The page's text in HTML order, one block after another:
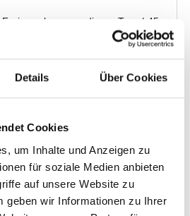
Details Über Cookies
Cookies
um Inhalte und Anzeigen zu
für soziale Medien anbieten
auf unsere Website zu
geben wir Informationen zu Ihrer